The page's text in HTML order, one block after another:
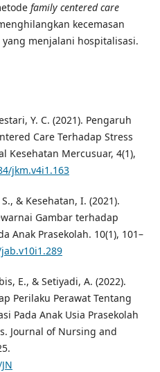
family centered care
kecemasan
menjalani hospitalisasi.
Y. C. (2021). Pengaruh
Care Terhadap Stress
Kesehatan Mercusuar, 4(1),
jkm.v4i1.163
& Kesehatan, I. (2021).
Gambar terhadap
Anak Prasekolah. 10(1), 101–
E., & Setiyadi, A. (2022).
Perilaku Perawat Tentang
Pada Anak Usia Prasekolah
Journal of Nursing and